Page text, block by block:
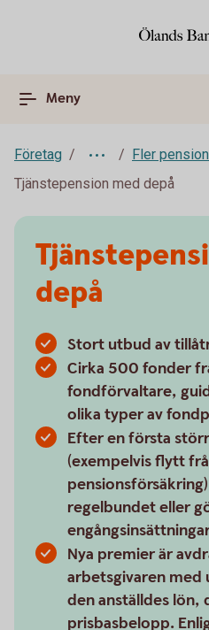
Meny
Företag
Fler
Tjänstepension med depå
depå
Stort utbud av
Cirka 500 fonder
fondförvaltare,
olika typer av
Efter en första
(exempelvis flytt
regelbundet eller
Nya premier är
arbetsgivaren
den anställdes lön,
prisbasbelopp.